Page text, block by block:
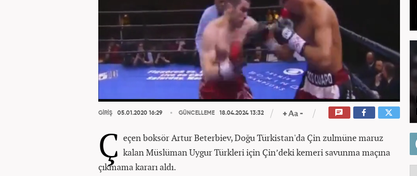
GİRİŞ 05.01.2020 16:29 GÜNCELLEME 18.04.2024 13:32
Ç eçen boksör Artur Beterbiev, Doğu Türkistan'da Çin zulmüne maruz
kalan Müslüman Uygur Türkleri için Çin’deki kemeri savunma maçına
çıkmama kararı aldı.